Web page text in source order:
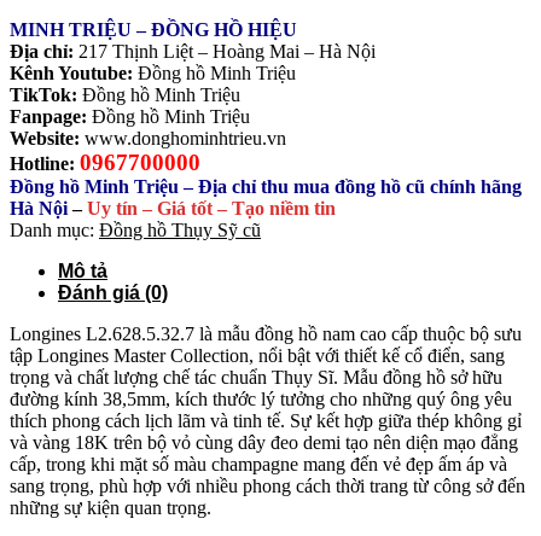
MINH TRIỆU – ĐỒNG HỒ HIỆU
Địa chỉ: 217 Thịnh Liệt – Hoàng Mai – Hà Nội
Kênh Youtube: Đồng hồ Minh Triệu
TikTok: Đồng hồ Minh Triệu
Fanpage: Đồng hồ Minh Triệu
Website: www.donghominhtrieu.vn
Hotline: 0967700000
Đồng hồ Minh Triệu – Địa chỉ thu mua đồng hồ cũ chính hãng
Hà Nội–Uy tín – Giá tốt – Tạo niềm tin
Danh mục: Đồng hồ Thụy Sỹ cũ
Mô tả
Đánh giá (0)
Longines L2.628.5.32.7 là mẫu đồng hồ nam cao cấp thuộc bộ sưu
tập Longines Master Collection, nổi bật với thiết kế cổ điển, sang
trọng và chất lượng chế tác chuẩn Thụy Sĩ. Mẫu đồng hồ sở hữu
đường kính 38,5mm, kích thước lý tưởng cho những quý ông yêu
thích phong cách lịch lãm và tinh tế. Sự kết hợp giữa thép không gỉ
và vàng 18K trên bộ vỏ cùng dây đeo demi tạo nên diện mạo đẳng
cấp, trong khi mặt số màu champagne mang đến vẻ đẹp ấm áp và
sang trọng, phù hợp với nhiều phong cách thời trang từ công sở đến
những sự kiện quan trọng.